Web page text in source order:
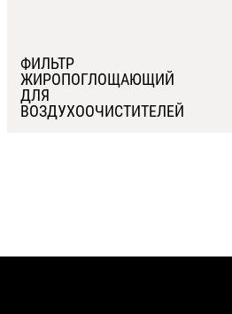
ФИЛЬТР
ЖИРОПОГЛОЩАЮЩИЙ
ДЛЯ
ВОЗДУХООЧИСТИТЕЛЕЙ